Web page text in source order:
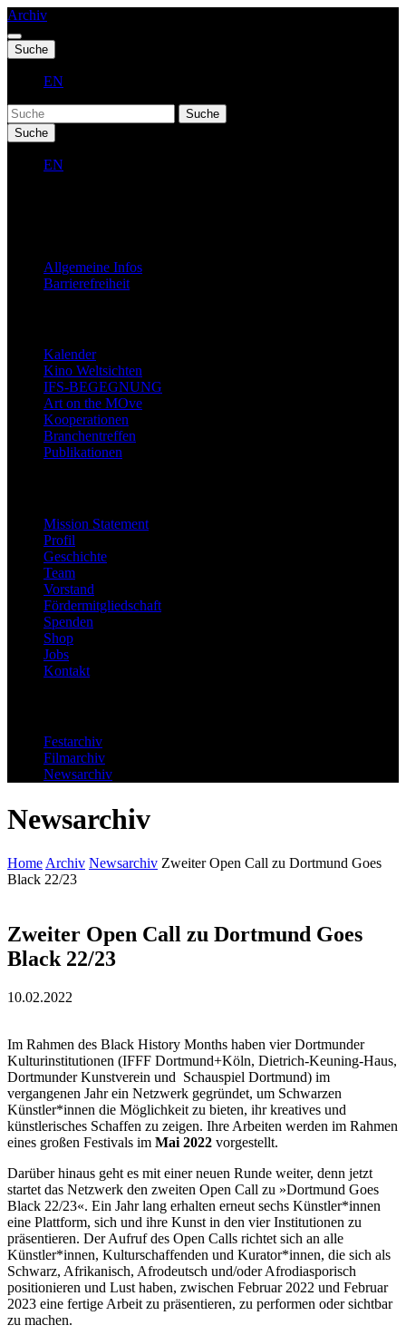
Archiv
Suche
EN
Suche
Suche
EN
Allgemeine Infos
Barrierefreiheit
Kalender
Kino Weltsichten
IFS-BEGEGNUNG
Art on the MOve
Kooperationen
Branchentreffen
Publikationen
Mission Statement
Profil
Geschichte
Team
Vorstand
Fördermitgliedschaft
Spenden
Shop
Jobs
Kontakt
Festarchiv
Filmarchiv
Newsarchiv
Newsarchiv
Home Archiv Newsarchiv Zweiter Open Call zu Dortmund Goes
Black 22/23
Zweiter Open Call zu Dortmund Goes
Black 22/23
10.02.2022
Im Rahmen des Black History Months haben vier Dortmunder
Kulturinstitutionen (IFFF Dortmund+Köln, Dietrich-Keuning-Haus,
Dortmunder Kunstverein und Schauspiel Dortmund) im
vergangenen Jahr ein Netzwerk gegründet, um Schwarzen
Künstler*innen die Möglichkeit zu bieten, ihr kreatives und
künstlerisches Schaffen zu zeigen. Ihre Arbeiten werden im Rahmen
eines großen Festivals im Mai 2022 vorgestellt.
Darüber hinaus geht es mit einer neuen Runde weiter, denn jetzt
startet das Netzwerk den zweiten Open Call zu »Dortmund Goes
Black 22/23«. Ein Jahr lang erhalten erneut sechs Künstler*innen
eine Plattform, sich und ihre Kunst in den vier Institutionen zu
präsentieren. Der Aufruf des Open Calls richtet sich an alle
Künstler*innen, Kulturschaffenden und Kurator*innen, die sich als
Schwarz, Afrikanisch, Afrodeutsch und/oder Afrodiasporisch
positionieren und Lust haben, zwischen Februar 2022 und Februar
2023 eine fertige Arbeit zu präsentieren, zu performen oder sichtbar
zu machen.